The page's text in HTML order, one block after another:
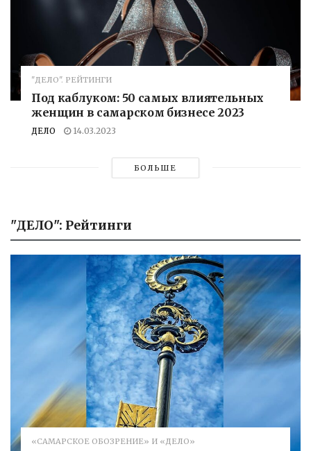
"ДЕЛО". РЕЙТИНГИ
Под каблуком: 50 самых влиятельных
женщин в самарском бизнесе 2023
ДЕЛО 14.03.2023
БОЛЬШЕ
"ДЕЛО": Рейтинги
«САМАРСКОЕ ОБОЗРЕНИЕ» И «ДЕЛО»